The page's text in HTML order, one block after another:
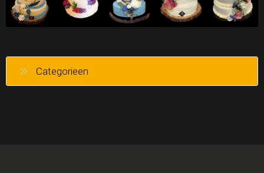
Categorieen